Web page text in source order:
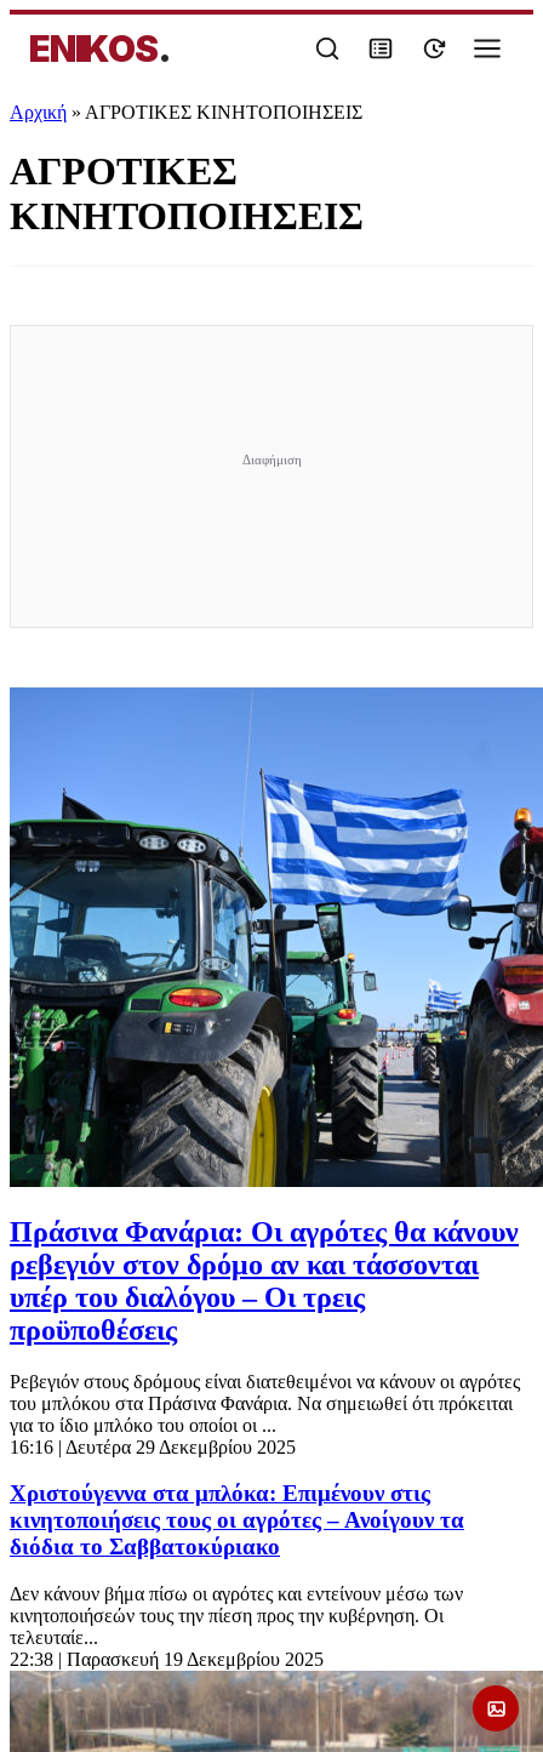
ENIKOS.
Αρχική » ΑΓΡΟΤΙΚΕΣ ΚΙΝΗΤΟΠΟΙΗΣΕΙΣ
ΑΓΡΟΤΙΚΕΣ
ΚΙΝΗΤΟΠΟΙΗΣΕΙΣ
Πράσινα Φανάρια: Οι αγρότες θα κάνουν
ρεβεγιόν στον δρόμο αν και τάσσονται
υπέρ του διαλόγου – Οι τρεις
προϋποθέσεις
Ρεβεγιόν στους δρόμους είναι διατεθειμένοι να κάνουν οι αγρότες
του μπλόκου στα Πράσινα Φανάρια. Να σημειωθεί ότι πρόκειται
για το ίδιο μπλόκο του οποίοι οι ...
16:16 | Δευτέρα 29 Δεκεμβρίου 2025
Χριστούγεννα στα μπλόκα: Επιμένουν στις
κινητοποιήσεις τους οι αγρότες – Ανοίγουν τα
διόδια το Σαββατοκύριακο
Δεν κάνουν βήμα πίσω οι αγρότες και εντείνουν μέσω των
κινητοποιήσεών τους την πίεση προς την κυβέρνηση. Οι
τελευταίε...
22:38 | Παρασκευή 19 Δεκεμβρίου 2025